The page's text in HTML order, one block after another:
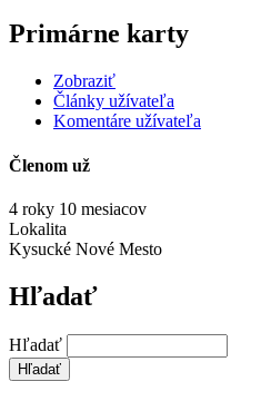
Primárne karty
Zobraziť
Články užívateľa
Komentáre užívateľa
Členom už
4 roky 10 mesiacov
Lokalita
Kysucké Nové Mesto
Hľadať
Hľadať